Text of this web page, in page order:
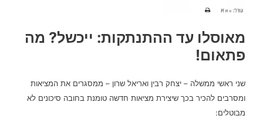
מאוסלו עד ההתנתקות: ייכשל? מה
פתאום!
שני ראשי ממשלה – יצחק רבין ואריאל שרון – ממסגרים את המציאות
ומסרבים להכיר בכך שיצירת מציאות חדשה טומנת בחובה סיכונים לא
מבוטלים: